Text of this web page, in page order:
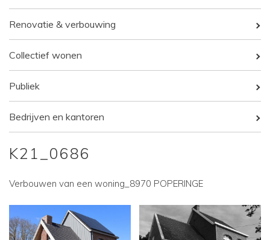
Renovatie & verbouwing
Collectief wonen
Publiek
Bedrijven en kantoren
K21_0686
Verbouwen van een woning_8970 POPERINGE